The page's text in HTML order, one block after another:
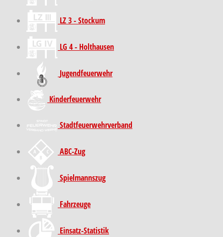
LZ 3 - Stockum
LG 4 - Holthausen
Jugendfeuerwehr
Kinder­feuer­wehr
Stadt­feuer­wehr­verband
ABC-Zug
Spielmannszug
Fahrzeuge
Einsatz-Statistik